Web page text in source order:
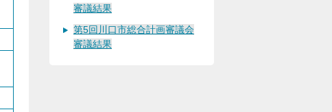
審議結果
第5回川口市総合計画審議会
審議結果